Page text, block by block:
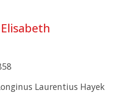
Laurentius Hayek